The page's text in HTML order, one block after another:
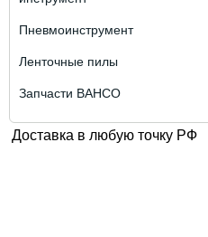
Пневмоинструмент
Ленточные пилы
Запчасти BAHCO
Доставка в любую точку РФ